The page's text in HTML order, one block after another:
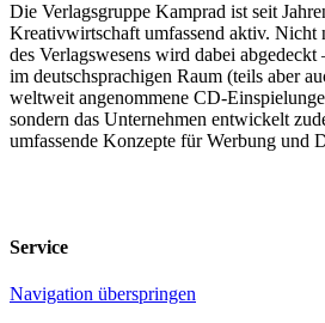
Die Verlagsgruppe Kamprad ist seit
Kreativwirtschaft umfassend aktiv. Nicht
des Verlagswesens wird dabei
im deutschsprachigen Raum (teils aber
weltweit angenommene CD-
sondern das Unternehmen entwickelt
umfassende Konzepte für Werbung und
Service
Navigation überspringen